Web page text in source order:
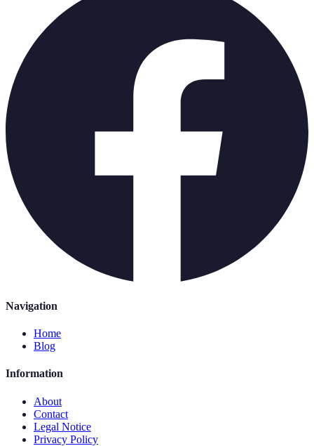
Navigation
Home
Blog
Information
About
Contact
Legal Notice
Privacy Policy